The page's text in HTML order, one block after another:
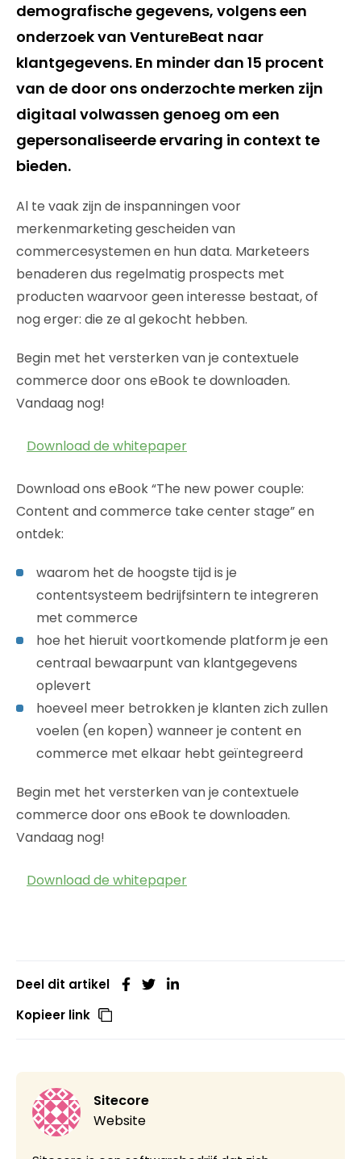
demografische gegevens, volgens een
onderzoek van VentureBeat naar
klantgegevens. En minder dan 15 procent
van de door ons onderzochte merken zijn
digitaal volwassen genoeg om een
gepersonaliseerde ervaring in context te
bieden.
Al te vaak zijn de inspanningen voor
merkenmarketing gescheiden van
commercesystemen en hun data. Marketeers
benaderen dus regelmatig prospects met
producten waarvoor geen interesse bestaat, of
nog erger: die ze al gekocht hebben.
Begin met het versterken van je contextuele
commerce door ons eBook te downloaden.
Vandaag nog!
Download de whitepaper
Download ons eBook “The new power couple:
Content and commerce take center stage” en
ontdek:
waarom het de hoogste tijd is je
contentsysteem bedrijfsintern te integreren
met commerce
hoe het hieruit voortkomende platform je een
centraal bewaarpunt van klantgegevens
oplevert
hoeveel meer betrokken je klanten zich zullen
voelen (en kopen) wanneer je content en
commerce met elkaar hebt geïntegreerd
Begin met het versterken van je contextuele
commerce door ons eBook te downloaden.
Vandaag nog!
Download de whitepaper
Deel dit artikel
Kopieer link
Sitecore
Website